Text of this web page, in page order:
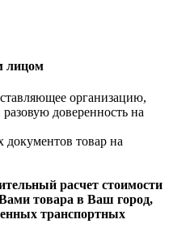
лицом
организацию,
доверенность на
документов товар на
расчет стоимости
товара в Ваш город,
транспортных